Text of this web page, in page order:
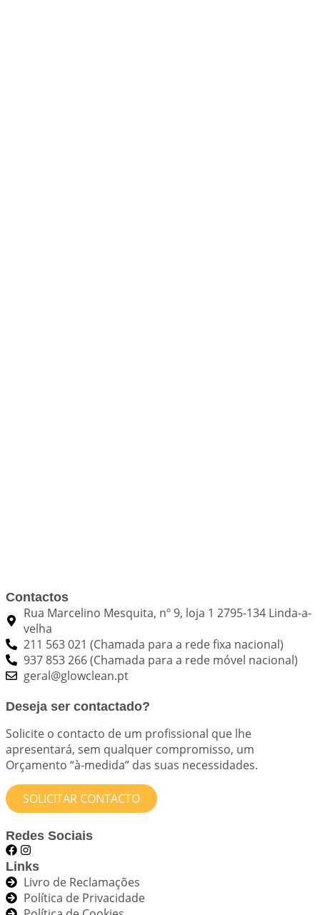
Contactos
Rua Marcelino Mesquita, nº 9, loja 1 2795-134 Linda-a-
velha
211 563 021 (Chamada para a rede fixa nacional)
937 853 266 (Chamada para a rede móvel nacional)
geral@glowclean.pt
Deseja ser contactado?
Solicite o contacto de um profissional que lhe
apresentará, sem qualquer compromisso, um
Orçamento “à-medida” das suas necessidades.
SOLICITAR CONTACTO
Redes Sociais
Links
Livro de Reclamações
Política de Privacidade